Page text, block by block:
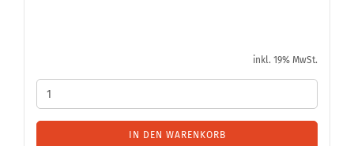
inkl. 19% MwSt.
IN DEN WARENKORB